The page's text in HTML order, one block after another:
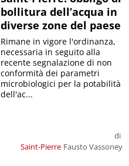
bollitura dell’acqua in
diverse zone del paese
Saint-Pierre
di
Fausto Vassoney
Rimane in vigore l'ordinanza,
necessaria in seguito alla
recente segnalazione di non
conformità dei parametri
microbiologici per la potabilità
dell'ac...